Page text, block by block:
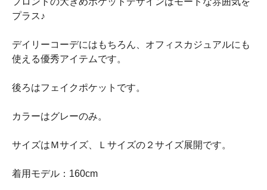
プラス♪
デイリーコーデにはもちろん、オフィスカジュアルにも
使える優秀アイテムです。
後ろはフェイクポケットです。
カラーはグレーのみ。
サイズはＭサイズ、Ｌサイズの２サイズ展開です。
着用モデル：160cm